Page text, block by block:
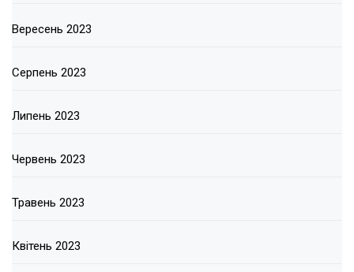
Вересень 2023
Серпень 2023
Липень 2023
Червень 2023
Травень 2023
Квітень 2023